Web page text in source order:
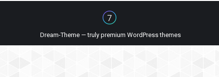
Dream-Theme — truly premium WordPress themes